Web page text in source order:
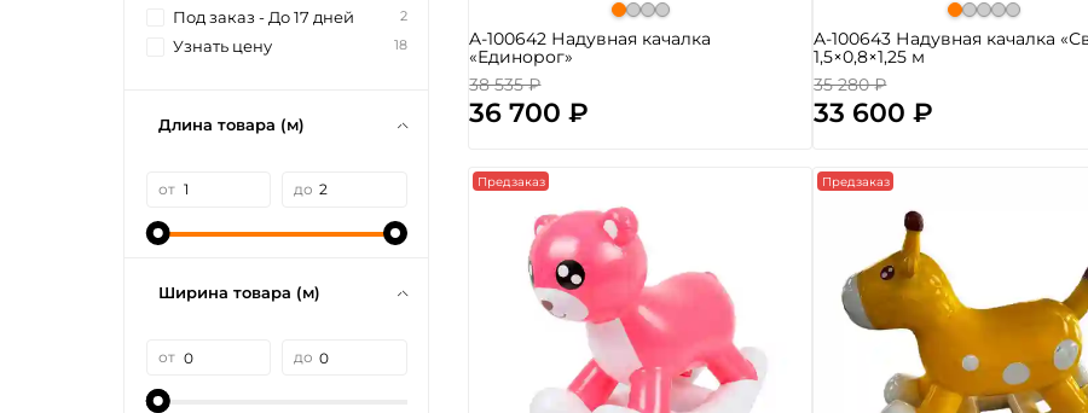
A-100642 Надувная качалка
«Единорог»
38 535 ₽
36 700 ₽
A-100643 Надувная качалка
1,5×0,8×1,25 м
35 280 ₽
33 600 ₽
Предзаказ Предзаказ
Под заказ - До 17 дней 2
Узнать цену 18
Длина товара (м)
от до
Ширина товара (м)
от до